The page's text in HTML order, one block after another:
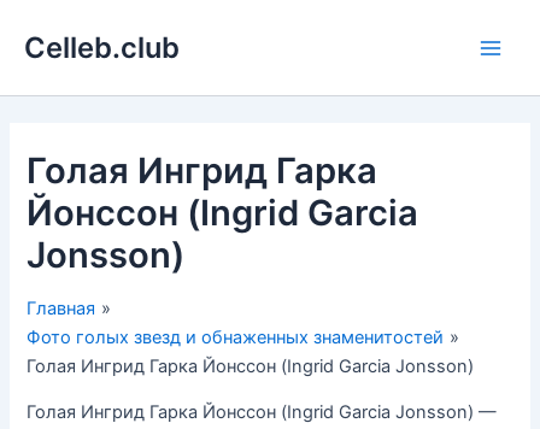
Celleb.club
Голая Ингрид Гарка
Йонссон (Ingrid Garcia
Jonsson)
Главная
Фото голых звезд и обнаженных знаменитостей
Голая Ингрид Гарка Йонссон (Ingrid Garcia Jonsson)
Голая Ингрид Гарка Йонссон (Ingrid Garcia Jonsson) —